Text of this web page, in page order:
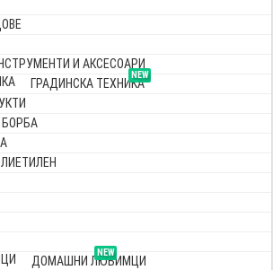
И АКСЕСОАРИ
NEW
ГРАДИНСКА ТЕХНИКА
NEW
ДОМАШНИ ЛЮБИМЦИ